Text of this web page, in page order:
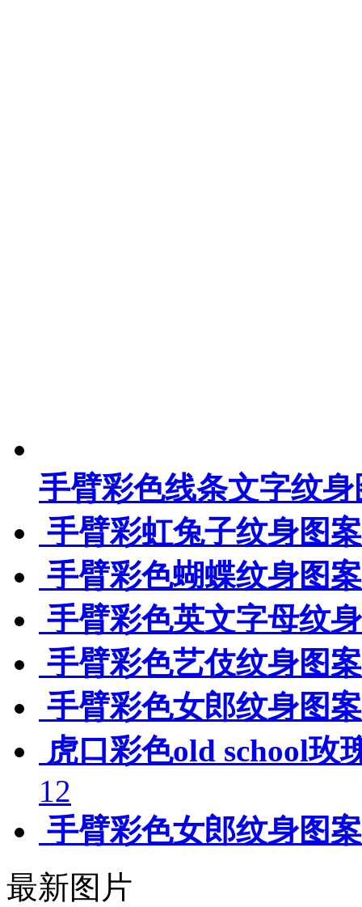
手臂彩色线条文字纹身
手臂彩虹兔子纹身图案
手臂彩色蝴蝶纹身图案
手臂彩色英文字母纹
手臂彩色艺伎纹身图案
手臂彩色女郎纹身图案
虎口彩色old school玫
12
手臂彩色女郎纹身图案
最新图片